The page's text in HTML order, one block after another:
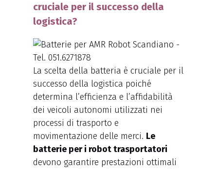
cruciale per il successo della
logistica?
La scelta della batteria è cruciale per il
successo della logistica poiché
determina l’efficienza e l’affidabilità
dei veicoli autonomi utilizzati nei
processi di trasporto e
movimentazione delle merci. Le
batterie per i robot trasportatori
devono garantire prestazioni ottimali